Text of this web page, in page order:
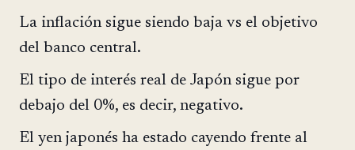
La inflación sigue siendo baja vs el objetivo
del banco central.
El tipo de interés real de Japón sigue por
debajo del 0%, es decir, negativo.
El yen japonés ha estado cayendo frente al